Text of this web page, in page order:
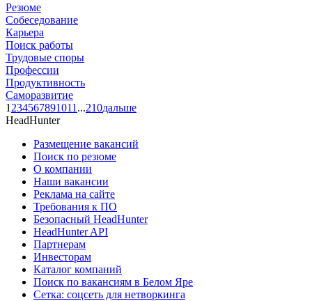
Резюме
Собеседование
Карьера
Поиск работы
Трудовые споры
Профессии
Продуктивность
Саморазвитие
1 234567891011 ...210дальше
HeadHunter
Размещение вакансий
Поиск по резюме
О компании
Наши вакансии
Реклама на сайте
Требования к ПО
Безопасный HeadHunter
HeadHunter API
Партнерам
Инвесторам
Каталог компаний
Поиск по вакансиям в Белом Яре
Сетка: соцсеть для нетворкинга